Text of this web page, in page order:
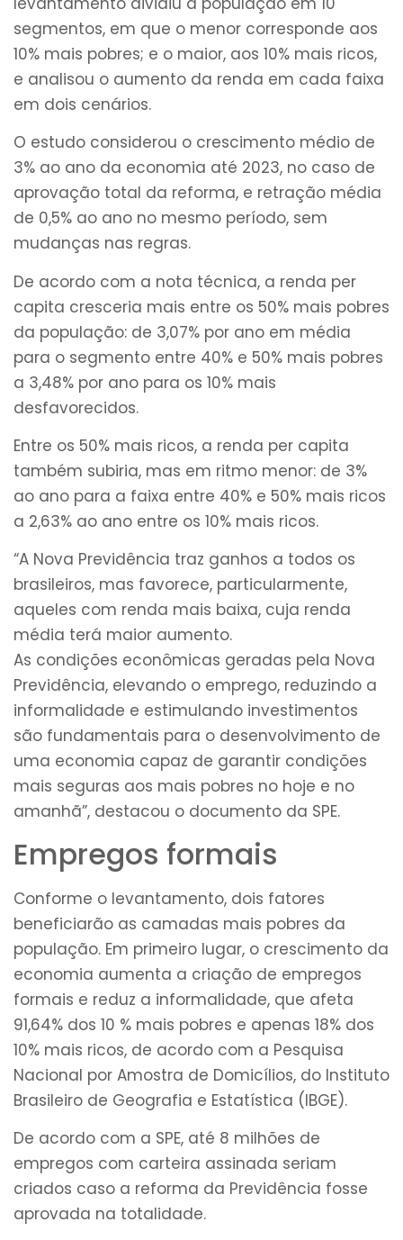
segmentos, em que o menor corresponde aos
10% mais pobres; e o maior, aos 10% mais ricos,
e analisou o aumento da renda em cada faixa
em dois cenários.
O estudo considerou o crescimento médio de
3% ao ano da economia até 2023, no caso de
aprovação total da reforma, e retração média
de 0,5% ao ano no mesmo período, sem
mudanças nas regras.
De acordo com a nota técnica, a renda per
capita cresceria mais entre os 50% mais pobres
da população: de 3,07% por ano em média
para o segmento entre 40% e 50% mais pobres
a 3,48% por ano para os 10% mais
desfavorecidos.
Entre os 50% mais ricos, a renda per capita
também subiria, mas em ritmo menor: de 3%
ao ano para a faixa entre 40% e 50% mais ricos
a 2,63% ao ano entre os 10% mais ricos.
“A Nova Previdência traz ganhos a todos os
brasileiros, mas favorece, particularmente,
aqueles com renda mais baixa, cuja renda
média terá maior aumento.
As condições econômicas geradas pela Nova
Previdência, elevando o emprego, reduzindo a
informalidade e estimulando investimentos
são fundamentais para o desenvolvimento de
uma economia capaz de garantir condições
mais seguras aos mais pobres no hoje e no
amanhã”, destacou o documento da SPE.
Empregos formais
Conforme o levantamento, dois fatores
beneficiarão as camadas mais pobres da
população. Em primeiro lugar, o crescimento da
economia aumenta a criação de empregos
formais e reduz a informalidade, que afeta
91,64% dos 10 % mais pobres e apenas 18% dos
10% mais ricos, de acordo com a Pesquisa
Nacional por Amostra de Domicílios, do Instituto
Brasileiro de Geografia e Estatística (IBGE).
De acordo com a SPE, até 8 milhões de
empregos com carteira assinada seriam
criados caso a reforma da Previdência fosse
aprovada na totalidade.